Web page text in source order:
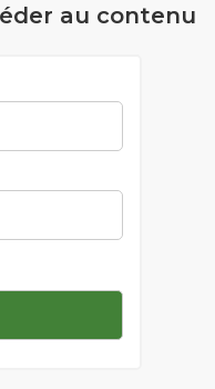
au contenu